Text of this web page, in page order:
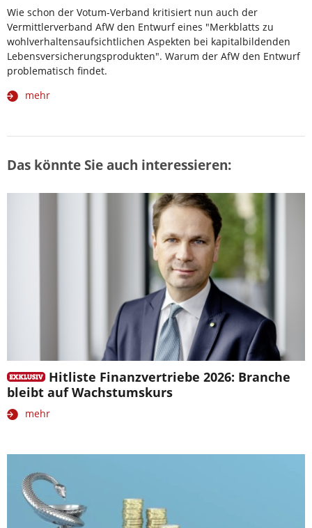
Wie schon der Votum-Verband kritisiert nun auch der
Vermittlerverband AfW den Entwurf eines "Merkblatts zu
wohlverhaltensaufsichtlichen Aspekten bei kapitalbildenden
Lebensversicherungsprodukten". Warum der AfW den Entwurf
problematisch findet.
mehr
Das könnte Sie auch interessieren:
Hitliste Finanzvertriebe 2026: Branche
bleibt auf Wachstumskurs
mehr